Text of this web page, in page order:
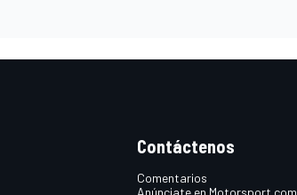
Contáctenos
Comentarios
Anúnciate en Motorsport.com